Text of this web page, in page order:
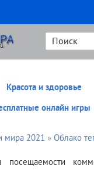
Красота и здоровье
онлайн игры
мира 2021 » Облако
посещаемости